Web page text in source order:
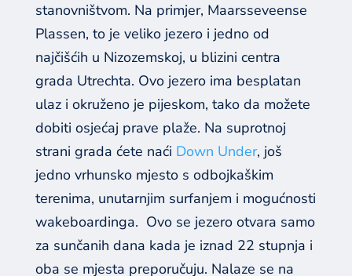
stanovništvom. Na primjer, Maarsseveense
Plassen, to je veliko jezero i jedno od
najčišćih u Nizozemskoj, u blizini centra
grada Utrechta. Ovo jezero ima besplatan
ulaz i okruženo je pijeskom, tako da možete
dobiti osjećaj prave plaže. Na suprotnoj
strani grada ćete naći Down Under, još
jedno vrhunsko mjesto s odbojkaškim
terenima, unutarnjim surfanjem i mogućnosti
wakeboardinga. Ovo se jezero otvara samo
za sunčanih dana kada je iznad 22 stupnja i
oba se mjesta preporučuju. Nalaze se na